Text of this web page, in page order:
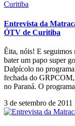
Entrevista da
ÓTV de Curitiba
Êita, nóis! E seguimos
bater um papo super
Dalpícolo no
fechada do
no Paraná. O
3 de setembro de 2011